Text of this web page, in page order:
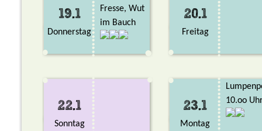
19.1
Donnerstag
Fresse, Wut
im Bauch
20.1
Freitag
22.1
Sonntag
23.1
Montag
10.oo